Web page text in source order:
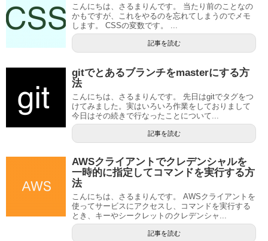
こんにちは、さるまりんです。 当たり前のことなの
かもですが、これをやるのを忘れてしまうのでメモ
します。 CSSの変数です。 ...
記事を読む
gitでとあるブランチをmasterにする方
法
こんにちは、さるまりんです。 先日はgitでタグをつ
けてみました。実はいろいろ作業をしておりまして
今日はその続きで行なったことについて...
記事を読む
AWSクライアントでクレデンシャルを
一時的に指定してコマンドを実行する方
法
こんにちは、さるまりんです。 AWSクライアントを
使ってサービスにアクセスし、コマンドを実行する
とき、キーやシークレットのクレデンシャ...
記事を読む